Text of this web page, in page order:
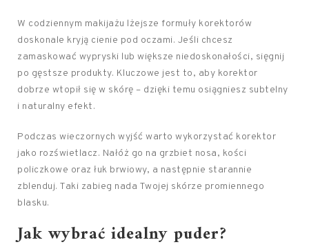
W codziennym makijażu lżejsze formuły korektorów
doskonale kryją cienie pod oczami. Jeśli chcesz
zamaskować wypryski lub większe niedoskonałości, sięgnij
po gęstsze produkty. Kluczowe jest to, aby korektor
dobrze wtopił się w skórę – dzięki temu osiągniesz subtelny
i naturalny efekt.
Podczas wieczornych wyjść warto wykorzystać korektor
jako rozświetlacz. Nałóż go na grzbiet nosa, kości
policzkowe oraz łuk brwiowy, a następnie starannie
zblenduj. Taki zabieg nada Twojej skórze promiennego
blasku.
Jak wybrać idealny puder?